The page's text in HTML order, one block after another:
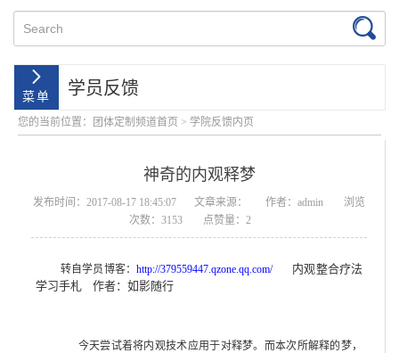
学员反馈
您的当前位置： 团体定制频道首页 > 学院反馈内页
神奇的内观释梦
发布时间：2017-08-17 18:45:07 文章来源： 作者：admin
浏览
次数：3153
点赞量：2
转自学员博客：http://379559447.qzone.qq.com/
内观整合疗法
学习手札 作者：如影随行
今天尝试着将内观技术应用于对释梦。而本次所解释的梦，
院简介